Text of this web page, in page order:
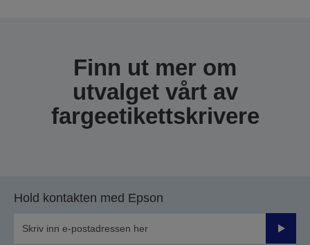
virkedagene.
Finn ut mer om
utvalget vårt av
fargeetikettskrivere
Hold kontakten med Epson
Send